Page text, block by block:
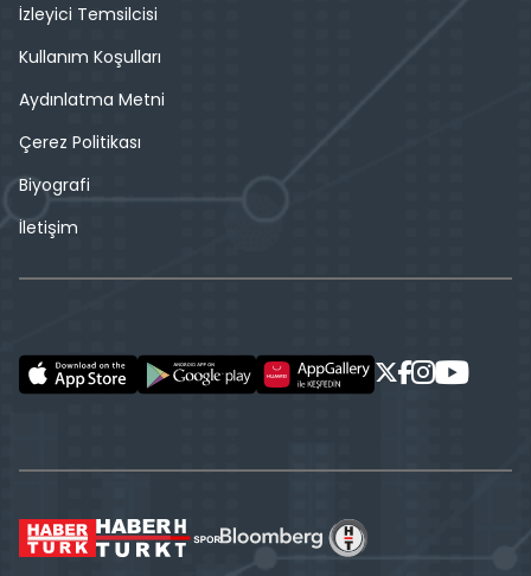
İzleyici Temsilcisi
Kullanım Koşulları
Aydınlatma Metni
Çerez Politikası
Biyografi
İletişim